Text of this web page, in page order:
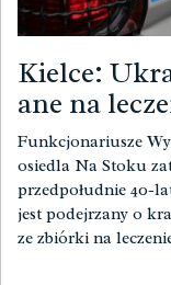
Kielce:
ane na
Funkcjonariusze
osiedla Na Stoku
przedpołudnie 40-
jest podejrzany o
ze zbiórki na